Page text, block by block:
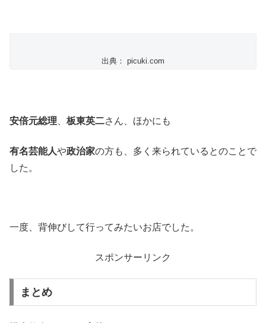
出典： picuki.com
安倍元総理 板東英二さん、ほかにも
有名芸能人や政治家の方も、多く来られているとのことで
した。
一度、背伸びして行ってみたいお店でした。
スポンサーリンク
まとめ